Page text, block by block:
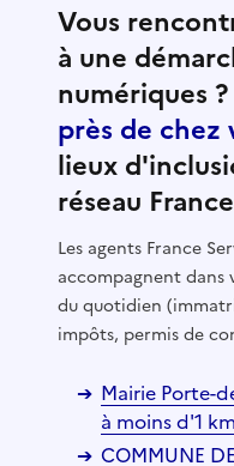
Vous
à une
numériques ?
près de chez
lieux
réseau
Les agents France
accompagnent dans
du quotidien
impôts, permis de
Mairie Porte-
à moins d'1 km
COMMUNE